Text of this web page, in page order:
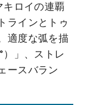
ロイの連覇
ラインとトゥ
適度な弧を描
）」、ストレ
ースバラン